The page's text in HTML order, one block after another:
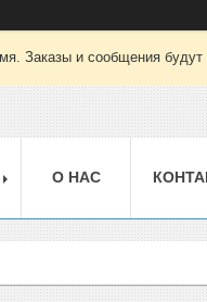
Заказы и сообщения
О НАС